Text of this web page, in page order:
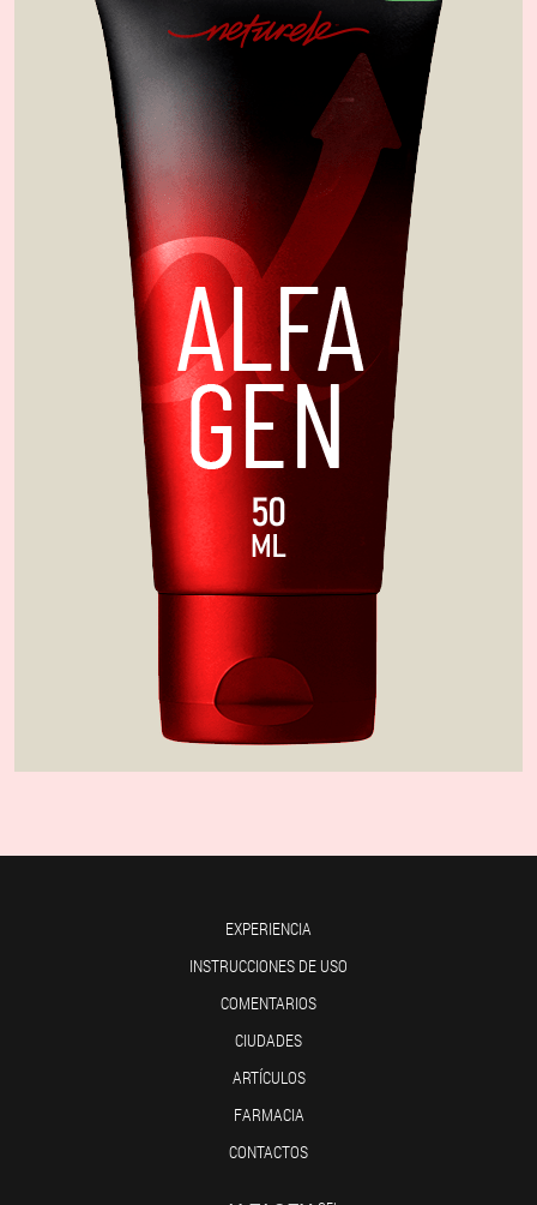
EXPERIENCIA
INSTRUCCIONES DE USO
COMENTARIOS
CIUDADES
ARTÍCULOS
FARMACIA
CONTACTOS